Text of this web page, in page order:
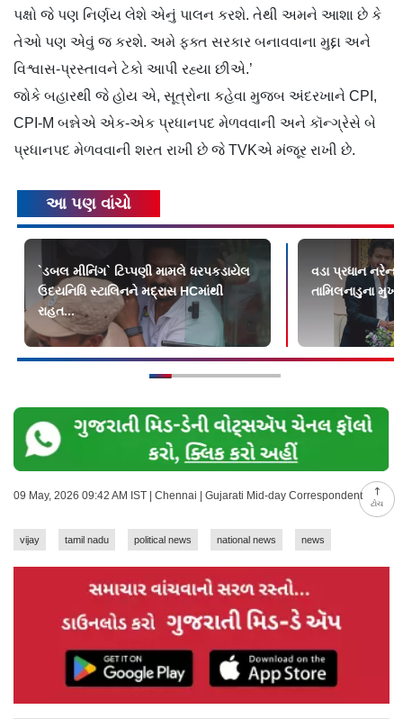
ટોચ
પક્ષો જે પણ નિર્ણય લેશે એનું પાલન કરશે. તેથી અમને આશા છે કે
તેઓ પણ એવું જ કરશે. અમે ફક્ત સરકાર બનાવવાના મુદ્દા અને
વિશ્વાસ-પ્રસ્તાવને ટેકો આપી રહ્યા છીએ.’
જોકે બહારથી જે હોય એ, સૂત્રોના કહેવા મુજબ અંદરખાને CPI,
CPI-M બન્નેએ એક-એક પ્રધાનપદ મેળવવાની અને કૉન્ગ્રેસે બે
પ્રધાનપદ મેળવવાની શરત રાખી છે જે TVKએ મંજૂર રાખી છે.
આ પણ વાંચો
`ડબલ મીનિંગ` ટિપ્પણી મામલે ધરપકડાયેલ
ઉદયનિધિ સ્ટાલિનને મદ્રાસ HCમાંથી
રાહત...
વડા પ્રધાન
તામિલનાડુના
09 May, 2026 09:42 AM IST | Chennai | Gujarati Mid-day Correspondent
vijay tamil nadu political news national news news